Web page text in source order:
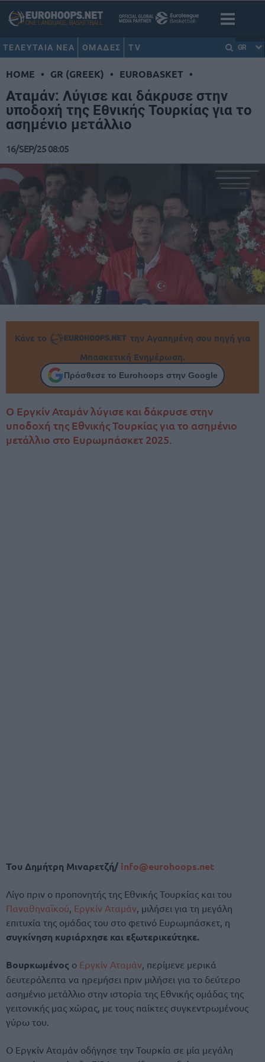
ΤΕΛΕΥΤΑΙΑ ΝΕΑ ΟΜΑΔΕΣ TV GR
HOME • GR (GREEK) • EUROBASKET •
Αταμάν: Λύγισε και δάκρυσε στην
υποδοχή της Εθνικής Τουρκίας για το
ασημένιο μετάλλιο
16/SEP/25 08:05
Κάνε το
την Αγαπημένη σου πηγή για
Μπασκετική Ενημέρωση.
Πρόσθεσε το Eurohoops στην Google
Ο Εργκίν Αταμάν λύγισε και δάκρυσε στην
υποδοχή της Εθνικής Τουρκίας για το ασημένιο
μετάλλιο στο Ευρωμπάσκετ 2025.
Του Δημήτρη Μιναρετζή/ info@eurohoops.net
Λίγο πριν ο προπονητής της Εθνικής Τουρκίας και του
Παναθηναϊκού, Εργκίν Αταμάν, μιλήσει για τη μεγάλη
επιτυχία της ομάδας του στο φετινό Ευρωμπάσκετ, η
συγκίνηση κυριάρχησε και εξωτερικεύτηκε.
Βουρκωμένος ο Εργκίν Αταμάν, περίμενε μερικά
δευτερόλεπτα να ηρεμήσει πριν μιλήσει για το δεύτερο
ασημένιο μετάλλιο στην ιστορία της Εθνικής ομάδας της
γειτονικής μας χώρας, με τους παίκτες συγκεντρωμένους
γύρω του.
Ο Εργκίν Αταμάν οδήγησε την Τουρκία σε μία μεγάλη